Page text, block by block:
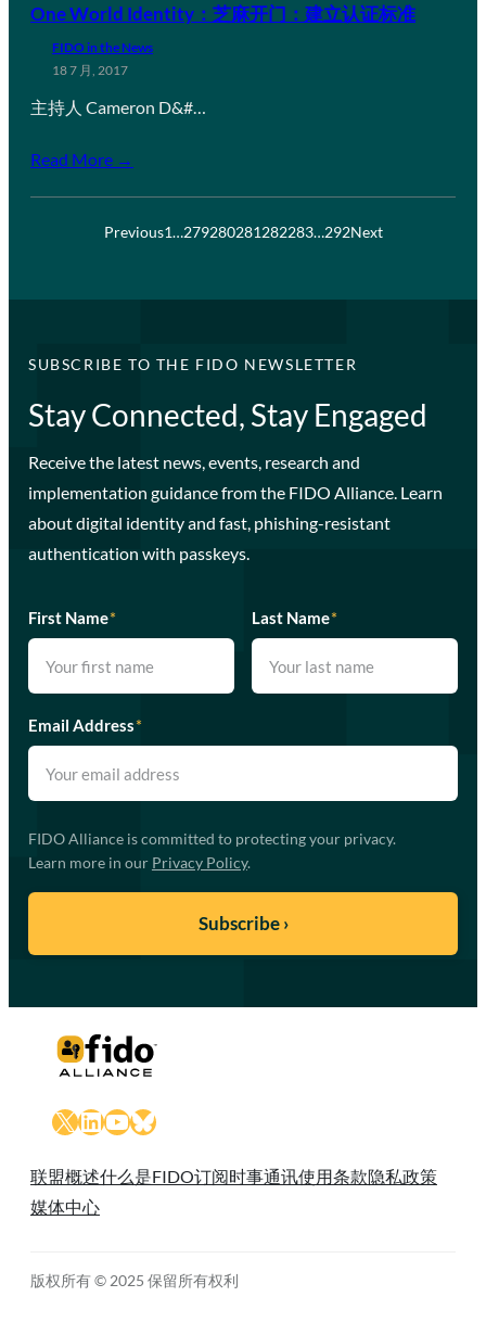
One World Identity：芝麻开门：建立认证标准
FIDO in the News
18 7 月, 2017
主持人 Cameron D&#…
Read More →
Previous1…279280281282283…292Next
SUBSCRIBE TO THE FIDO NEWSLETTER
Stay Connected, Stay Engaged
Receive the latest news, events, research and
implementation guidance from the FIDO Alliance. Learn
about digital identity and fast, phishing-resistant
authentication with passkeys.
First Name* Last Name*
Email Address*
FIDO Alliance is committed to protecting your privacy.
Learn more in our Privacy Policy.
X LinkedIn
YouTube
Bluesky
联盟概述什么是FIDO订阅时事通讯使用条款隐私政策
媒体中心
版权所有 © 2025 保留所有权利